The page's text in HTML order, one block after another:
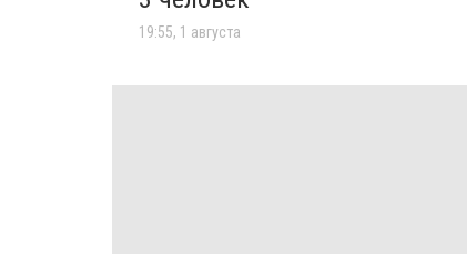
19:55, 1 августа